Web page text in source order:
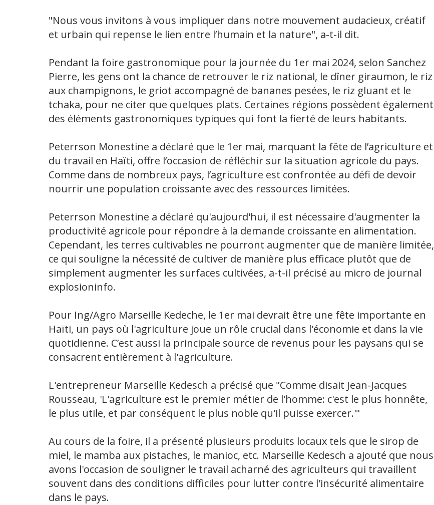
"Nous vous invitons à vous impliquer dans notre mouvement audacieux, créatif
et urbain qui repense le lien entre l’humain et la nature", a-t-il dit.
Pendant la foire gastronomique pour la journée du 1er mai 2024, selon Sanchez
Pierre, les gens ont la chance de retrouver le riz national, le dîner giraumon, le riz
aux champignons, le griot accompagné de bananes pesées, le riz gluant et le
tchaka, pour ne citer que quelques plats. Certaines régions possèdent également
des éléments gastronomiques typiques qui font la fierté de leurs habitants.
Peterrson Monestine a déclaré que le 1er mai, marquant la fête de l’agriculture et
du travail en Haïti, offre l’occasion de réfléchir sur la situation agricole du pays.
Comme dans de nombreux pays, l’agriculture est confrontée au défi de devoir
nourrir une population croissante avec des ressources limitées.
Peterrson Monestine a déclaré qu'aujourd'hui, il est nécessaire d'augmenter la
productivité agricole pour répondre à la demande croissante en alimentation.
Cependant, les terres cultivables ne pourront augmenter que de manière limitée,
ce qui souligne la nécessité de cultiver de manière plus efficace plutôt que de
simplement augmenter les surfaces cultivées, a-t-il précisé au micro de journal
explosioninfo.
Pour Ing/Agro Marseille Kedeche, le 1er mai devrait être une fête importante en
Haïti, un pays où l'agriculture joue un rôle crucial dans l'économie et dans la vie
quotidienne. C’est aussi la principale source de revenus pour les paysans qui se
consacrent entièrement à l'agriculture.
L'entrepreneur Marseille Kedesch a précisé que "Comme disait Jean-Jacques
Rousseau, 'L'agriculture est le premier métier de l'homme: c'est le plus honnête,
le plus utile, et par conséquent le plus noble qu'il puisse exercer.'"
Au cours de la foire, il a présenté plusieurs produits locaux tels que le sirop de
miel, le mamba aux pistaches, le manioc, etc. Marseille Kedesch a ajouté que nous
avons l'occasion de souligner le travail acharné des agriculteurs qui travaillent
souvent dans des conditions difficiles pour lutter contre l'insécurité alimentaire
dans le pays.